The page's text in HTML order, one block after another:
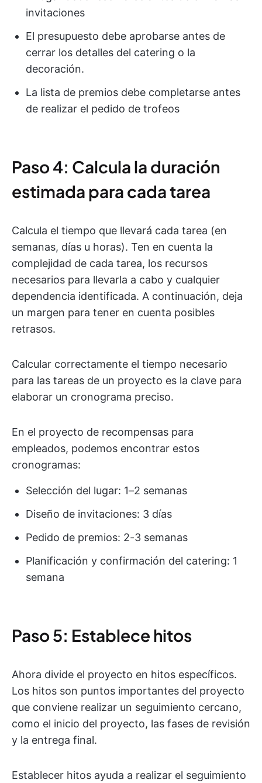
invitaciones
El presupuesto debe aprobarse antes de
cerrar los detalles del catering o la
decoración.
La lista de premios debe completarse antes
de realizar el pedido de trofeos
Paso 4: Calcula la duración
estimada para cada tarea
Calcula el tiempo que llevará cada tarea (en
semanas, días u horas). Ten en cuenta la
complejidad de cada tarea, los recursos
necesarios para llevarla a cabo y cualquier
dependencia identificada. A continuación, deja
un margen para tener en cuenta posibles
retrasos.
Calcular correctamente el tiempo necesario
para las tareas de un proyecto es la clave para
elaborar un cronograma preciso.
En el proyecto de recompensas para
empleados, podemos encontrar estos
cronogramas:
Selección del lugar: 1–2 semanas
Diseño de invitaciones: 3 días
Pedido de premios: 2-3 semanas
Planificación y confirmación del catering: 1
semana
Paso 5: Establece hitos
Ahora divide el proyecto en hitos específicos.
Los hitos son puntos importantes del proyecto
que conviene realizar un seguimiento cercano,
como el inicio del proyecto, las fases de revisión
y la entrega final.
Establecer hitos ayuda a realizar el seguimiento